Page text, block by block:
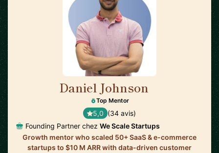
Daniel Johnson
Top Mentor
5,0 (34 avis)
Founding Partner chez We Scale Startups
Growth mentor who scaled 50+ SaaS & e-commerce
startups to $10 M ARR with data-driven customer